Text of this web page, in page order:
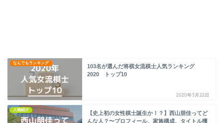
なんでもランキング
103名が選んだ将棋女流棋士人気ランキング
2020 トップ10
2020年3月22日
人物紹介
【史上初の女性棋士誕生か！？】西山朋佳ってど
んな人？〜プロフィール、家族構成、タイトル獲